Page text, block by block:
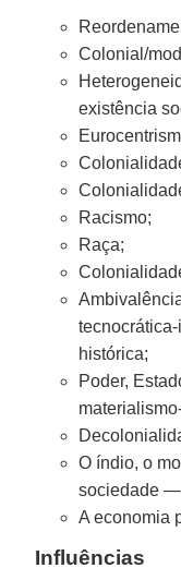
Colonial/
existência
Racismo;
Raça;
histórica;
Poder,
O índio, o
sociedade —
A economia
Influências